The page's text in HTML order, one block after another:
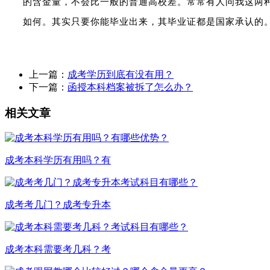
如何。其实只要你能毕业出来，其毕业证都是国家承认的。
上一篇： 成考学历到底有没有用？
下一篇： 函授本科档案被拆了怎么办？
相关文章
成考本科学历有用吗？有
成考考几门？成考专升本
成考本科需要考几科？考